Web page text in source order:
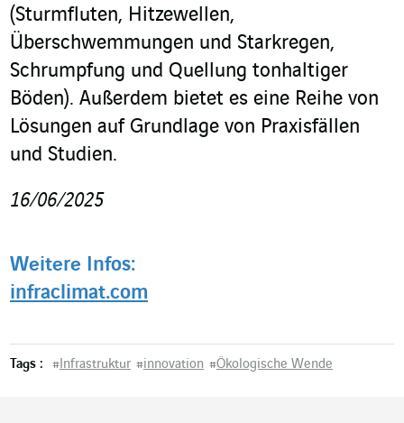
(Sturmfluten, Hitzewellen,
Überschwemmungen und Starkregen,
Schrumpfung und Quellung tonhaltiger
Böden). Außerdem bietet es eine Reihe von
Lösungen auf Grundlage von Praxisfällen
und Studien.
16/06/2025
Weitere Infos:
infraclimat.com
Tags : #Infrastruktur #innovation #Ökologische Wende